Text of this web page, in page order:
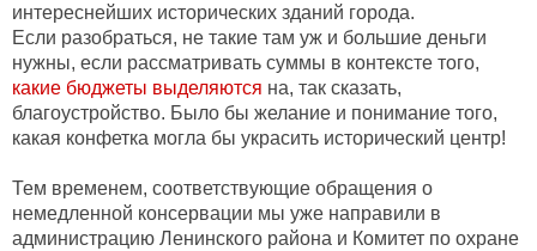
интереснейших исторических зданий города.
Если разобраться, не такие там уж и большие деньги
какие бюджеты выделяются на, так сказать,
благоустройство. Было бы желание и понимание того,
Тем временем, соответствующие обращения о
немедленной консервации мы уже направили в
администрацию Ленинского района и Комитет по охране